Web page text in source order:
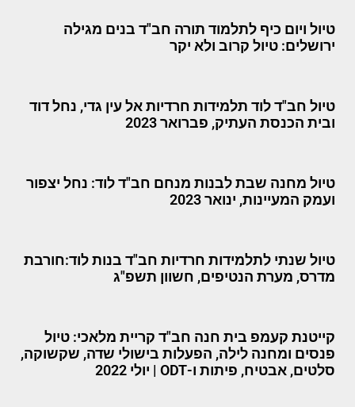
טיול ויום כיף לתלמוד תורה חב"ד בנים מגילה
ירושלים: טיול קרוב ולא יקר
טיול חב"ד לוד תלמידות חרדיות אל עין גדי, נחל דוד
ובית הכנסת העתיק, פברואר 2023
טיול מחנה שבת לבנות מנחם חב"ד לוד: נחל יצפור
ועמק המעיינות, ינואר 2023
טיול שנתי לתלמידות חרדיות חב"ד בנות לוד:חורבת
מדרס, מערת הנטיפים, חשוון תשפ"ג
קייטנת קעמפ בית חנה חב"ד קריית מלאכי: טיול
פנסים ומחנה לילה, הפעלות בישולי שדה, שקשוקה,
סלטים, אבטיח, פיתות ו-ODT | יולי 2022